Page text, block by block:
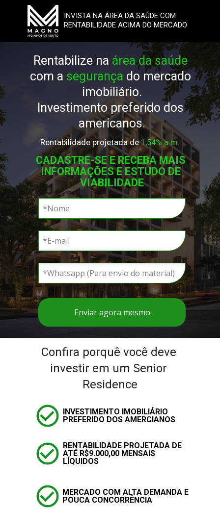
INVISTA NA ÁREA DA SAÚDE COM
RENTABILIDADE ACIMA DO MERCADO
Rentabilize na área da saúde
com a segurança do mercado
imobiliário.
Investimento preferido dos
americanos.
Enviar agora mesmo
CADASTRE-SE E RECEBA MAIS
INFORMAÇŌES E ESTUDO DE
VIABILIDADE
Rentabilidade projetada de 1,54% a.m.
Confira porquê você deve
investir em um Senior
Residence
INVESTIMENTO IMOBILIÁRIO
PREFERIDO DOS AMERCIANOS
RENTABILIDADE PROJETADA DE
ATÉ R$9.000,00 MENSAIS
LÍQUIDOS
MERCADO COM ALTA DEMANDA E
POUCA CONCORRÊNCIA